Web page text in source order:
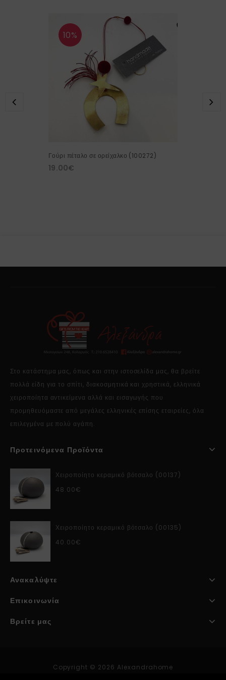
10%
Γούρι πέταλο σε ορείχαλκο (100272)
19.00€
Στο κατάστημα μας, όπως και στην ιστοσελίδα μας, θα βρείτε
πολλά είδη για το σπίτι, διακοσμητικά και χρηστικά, ελληνικά
χειροποίητα αντικείμενα αλλά και εισαγωγής που
προμηθευόμαστε από μεγάλες ελληνικές επίσης εταιρείες, όλα
επιλεγμένα με πολύ αγάπη.
Προτεινόμενα Προϊόντα
Χειροποίητο κεραμικό βότσαλο (00137)
48.00€
Χειροποίητο κεραμικό βότσαλο (00135)
40.00€
Ανακαλύψτε
Επικοινωνία
Βρείτε μας
Copyright © 2026 Alexandrahome